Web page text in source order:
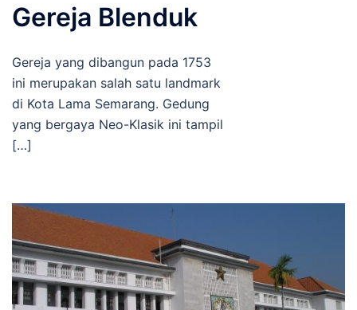
Gereja Blenduk
Gereja yang dibangun pada 1753
ini merupakan salah satu landmark
di Kota Lama Semarang. Gedung
yang bergaya Neo-Klasik ini tampil
[…]